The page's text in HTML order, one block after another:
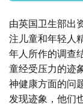
由英国卫生部出
注儿童和年轻人
年人所作的调查
童经受压力的迹
神健康方面的问
发现迹象，他们